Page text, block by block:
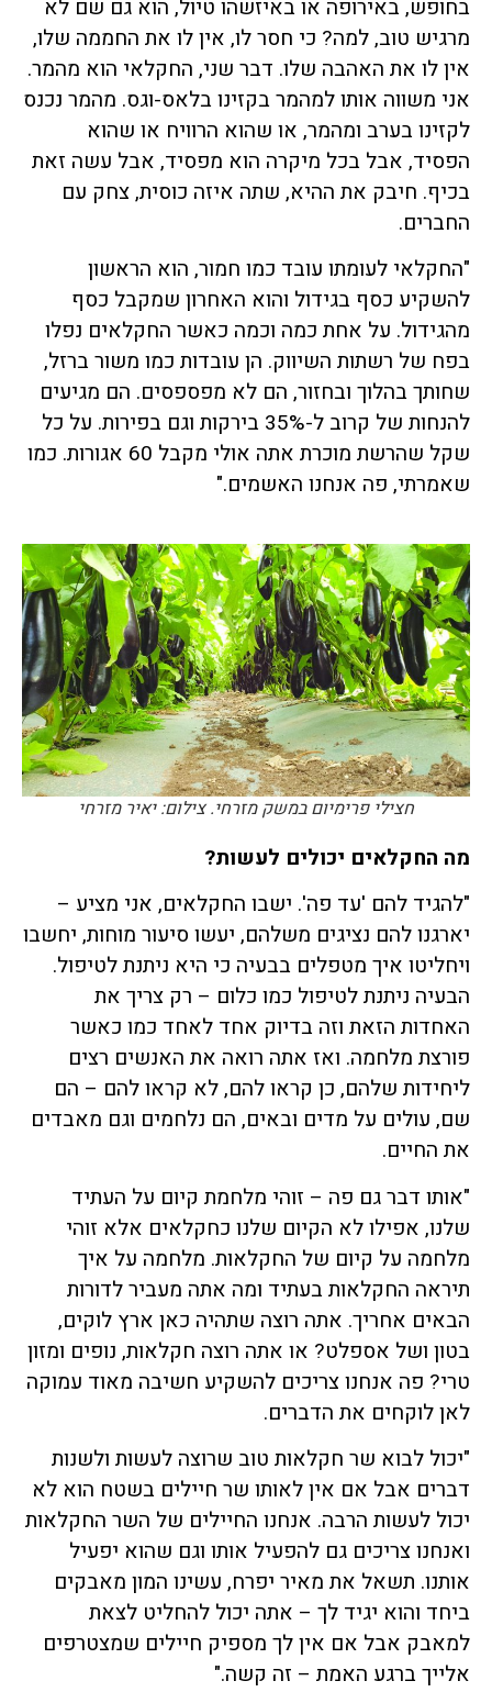
בחופש, באירופה או באיזשהו טיול, הוא גם שם לא
מרגיש טוב, למה? כי חסר לו, אין לו את החממה שלו,
אין לו את האהבה שלו. דבר שני, החקלאי הוא מהמר.
אני משווה אותו למהמר בקזינו בלאס-וגס. מהמר נכנס
לקזינו בערב ומהמר, או שהוא הרוויח או שהוא
הפסיד, אבל בכל מיקרה הוא מפסיד, אבל עשה זאת
בכיף. חיבק את ההיא, שתה איזה כוסית, צחק עם
החברים.
"החקלאי לעומתו עובד כמו חמור, הוא הראשון
להשקיע כסף בגידול והוא האחרון שמקבל כסף
מהגידול. על אחת כמה וכמה כאשר החקלאים נפלו
בפח של רשתות השיווק. הן עובדות כמו משור ברזל,
שחותך בהלוך ובחזור, הם לא מפספסים. הם מגיעים
להנחות של קרוב ל-35% בירקות וגם בפירות. על כל
שקל שהרשת מוכרת אתה אולי מקבל 60 אגורות. כמו
שאמרתי, פה אנחנו האשמים."
חצילי פרימיום במשק מזרחי. צילום: יאיר מזרחי
מה החקלאים יכולים לעשות?
"להגיד להם 'עד פה'. ישבו החקלאים, אני מציע –
יארגנו להם נציגים משלהם, יעשו סיעור מוחות, יחשבו
ויחליטו איך מטפלים בבעיה כי היא ניתנת לטיפול.
הבעיה ניתנת לטיפול כמו כלום – רק צריך את
האחדות הזאת וזה בדיוק אחד לאחד כמו כאשר
פורצת מלחמה. ואז אתה רואה את האנשים רצים
ליחידות שלהם, כן קראו להם, לא קראו להם – הם
שם, עולים על מדים ובאים, הם נלחמים וגם מאבדים
את החיים.
"אותו דבר גם פה – זוהי מלחמת קיום על העתיד
שלנו, אפילו לא הקיום שלנו כחקלאים אלא זוהי
מלחמה על קיום של החקלאות. מלחמה על איך
תיראה החקלאות בעתיד ומה אתה מעביר לדורות
הבאים אחריך. אתה רוצה שתהיה כאן ארץ לוקים,
בטון ושל אספלט? או אתה רוצה חקלאות, נופים ומזון
טרי? פה אנחנו צריכים להשקיע חשיבה מאוד עמוקה
לאן לוקחים את הדברים.
"יכול לבוא שר חקלאות טוב שרוצה לעשות ולשנות
דברים אבל אם אין לאותו שר חיילים בשטח הוא לא
יכול לעשות הרבה. אנחנו החיילים של השר החקלאות
ואנחנו צריכים גם להפעיל אותו וגם שהוא יפעיל
אותנו. תשאל את מאיר יפרח, עשינו המון מאבקים
ביחד והוא יגיד לך – אתה יכול להחליט לצאת
למאבק אבל אם אין לך מספיק חיילים שמצטרפים
אלייך ברגע האמת – זה קשה."